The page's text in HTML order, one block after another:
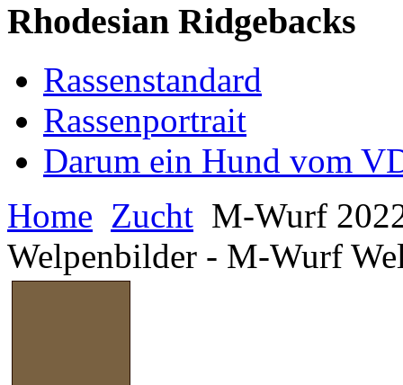
Rhodesian Ridgebacks
Rassenstandard
Rassenportrait
Darum ein Hund vom
Home Zucht M-Wurf
Welpenbilder - M-Wurf